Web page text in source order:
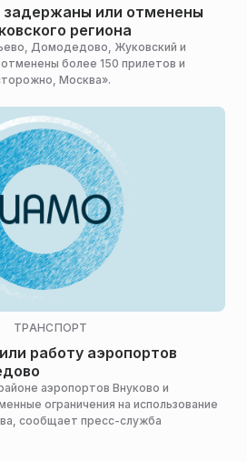
задержаны или отменены
региона
Домодедово, Жуковский и
более 150 прилетов и
Москва».
ТРАНСПОРТ
работу аэропортов
аэропортов Внуково и
ограничения на использование
сообщает пресс-служба